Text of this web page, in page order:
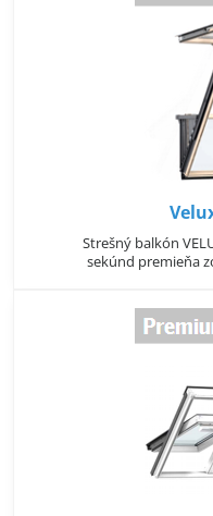
Strešný balkón
sekúnd premieňa